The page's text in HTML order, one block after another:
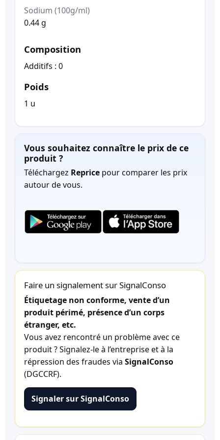
Sodium (100g/ml)
0.44 g
Composition
Additifs : 0
Poids
1 u
Vous souhaitez connaître le prix de ce
produit ?
Téléchargez Reprice pour comparer les prix
autour de vous.
Faire un signalement sur SignalConso
Étiquetage non conforme, vente d’un
produit périmé, présence d’un corps
étranger, etc.
Vous avez rencontré un problème avec ce
produit ? Signalez-le à l’entreprise et à la
répression des fraudes via SignalConso
(DGCCRF).
Signaler sur SignalConso